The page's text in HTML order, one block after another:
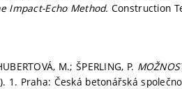
Impact-Echo Method. Construction
M.; ŠPERLING, P.
1. Praha: Česká betonářská